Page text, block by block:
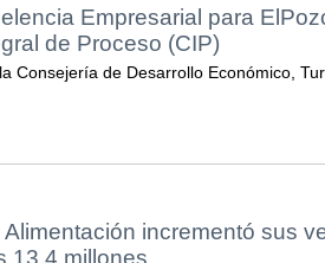
Empresarial para
de Proceso (CIP)
Consejería de Desarrollo Económico,
incrementó sus